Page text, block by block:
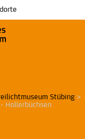
Stübing >
Hollerbüchsen